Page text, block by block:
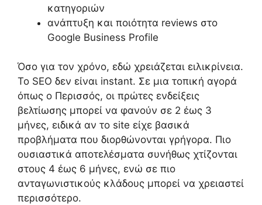
κατηγοριών
ανάπτυξη και ποιότητα reviews στο
Google Business Profile
Όσο για τον χρόνο, εδώ χρειάζεται ειλικρίνεια.
Το SEO δεν είναι instant. Σε μια τοπική αγορά
όπως ο Περισσός, οι πρώτες ενδείξεις
βελτίωσης μπορεί να φανούν σε 2 έως 3
μήνες, ειδικά αν το site είχε βασικά
προβλήματα που διορθώνονται γρήγορα. Πιο
ουσιαστικά αποτελέσματα συνήθως χτίζονται
στους 4 έως 6 μήνες, ενώ σε πιο
ανταγωνιστικούς κλάδους μπορεί να χρειαστεί
περισσότερο.